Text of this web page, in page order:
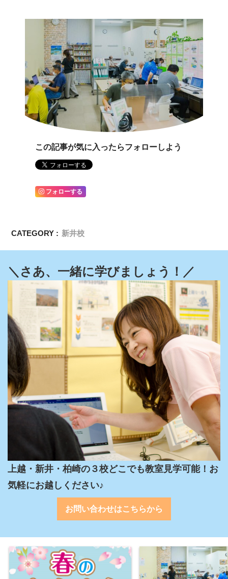
この記事が気に入ったらフォローしよう
フォローする
CATEGORY : 新井校
＼さあ、一緒に学びましょう！／
上越・新井・柏崎の３校どこでも教室見学可能！お
気軽にお越しください♪
お問い合わせはこちらから